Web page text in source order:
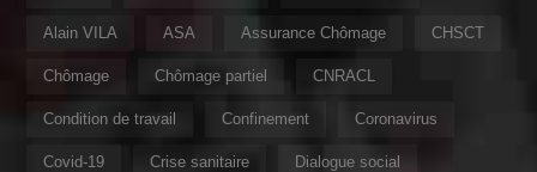
Alain VILA ASA Assurance Chômage CHSCT
Chômage Chômage partiel CNRACL
Condition de travail Confinement Coronavirus
Covid-19 Crise sanitaire Dialogue social